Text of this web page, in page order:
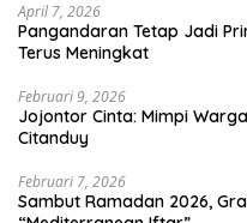
April 7, 2026
Pangandaran Tetap Jadi
Terus Meningkat
Februari 9, 2026
Jojontor Cinta: Mimpi
Citanduy
Februari 7, 2026
Sambut Ramadan 2026,